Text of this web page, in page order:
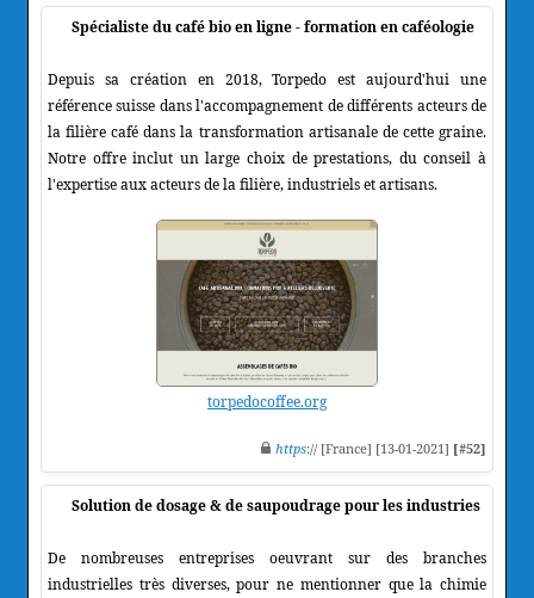
Spécialiste du café bio en ligne - formation en caféologie
Depuis sa création en 2018, Torpedo est aujourd'hui une
référence suisse dans l'accompagnement de différents acteurs de
la filière café dans la transformation artisanale de cette graine.
Notre offre inclut un large choix de prestations, du conseil à
l'expertise aux acteurs de la filière, industriels et artisans.
torpedocoffee.org
https:// [France] [13-01-2021] [#52]
Solution de dosage & de saupoudrage pour les industries
De nombreuses entreprises oeuvrant sur des branches
industrielles très diverses, pour ne mentionner que la chimie